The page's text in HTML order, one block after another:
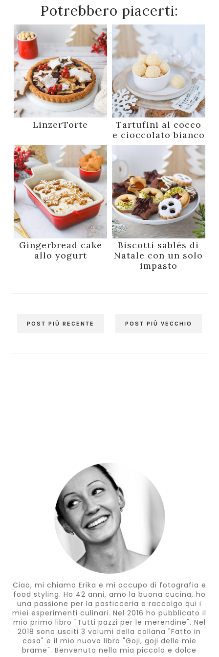
Potrebbero piacerti:
LinzerTorte
Tartufini al cocco
e cioccolato bianco
Gingerbread cake
allo yogurt
Biscotti sablés di
Natale con un solo
impasto
POST PIÙ RECENTE POST PIÙ VECCHIO
Ciao, mi chiamo Erika e mi occupo di fotografia e
food styling. Ho 42 anni, amo la buona cucina, ho
una passione per la pasticceria e raccolgo qui i
miei esperimenti culinari. Nel 2016 ho pubblicato il
mio primo libro "Tutti pazzi per le merendine". Nel
2018 sono usciti 3 volumi della collana "Fatto in
casa" e il mio nuovo libro "Goji, goji delle mie
brame". Benvenuto nella mia piccola e dolce